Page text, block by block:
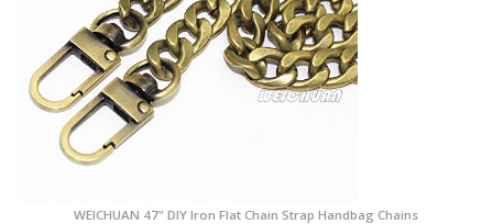
WEICHUAN 47" DIY Iron Flat Chain Strap Handbag Chains